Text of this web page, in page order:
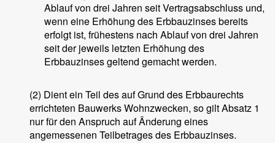
Ablauf von drei Jahren seit Vertragsabschluss und,
wenn eine Erhöhung des Erbbauzinses bereits
erfolgt ist, frühestens nach Ablauf von drei Jahren
seit der jeweils letzten Erhöhung des
Erbbauzinses geltend gemacht werden.
(2) Dient ein Teil des auf Grund des Erbbaurechts
errichteten Bauwerks Wohnzwecken, so gilt Absatz 1
nur für den Anspruch auf Änderung eines
angemessenen Teilbetrages des Erbbauzinses.